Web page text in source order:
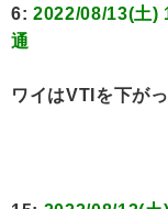
6: 2022/08/13(土)
通
ワイはVTIを下が